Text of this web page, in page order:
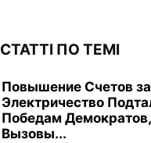
СТАТТІ ПО ТЕМІ
Повышение Счетов за
Электричество
Победам
Вызовы...